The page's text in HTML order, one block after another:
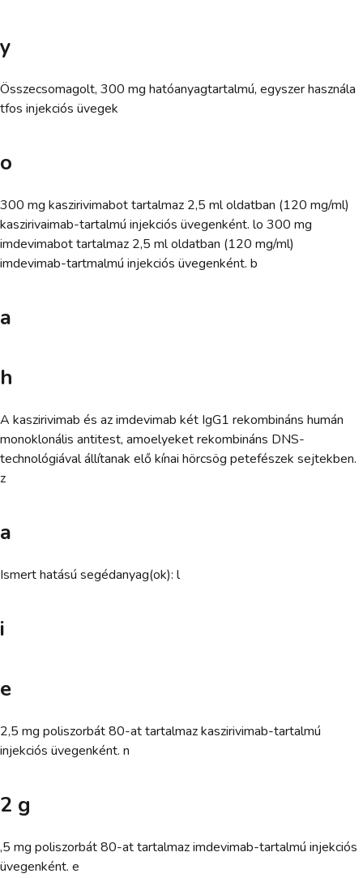
y
Összecsomagolt, 300 mg hatóanyagtartalmú, egyszer használa
tfos injekciós üvegek
o
300 mg kaszirivimabot tartalmaz 2,5 ml oldatban (120 mg/ml)
kaszirivaimab-tartalmú injekciós üvegenként. lo 300 mg
imdevimabot tartalmaz 2,5 ml oldatban (120 mg/ml)
imdevimab-tartmalmú injekciós üvegenként. b
a
h
A kaszirivimab és az imdevimab két IgG1 rekombináns humán
monoklonális antitest, amoelyeket rekombináns DNS-
technológiával állítanak elő kínai hörcsög petefészek sejtekben.
z
a
Ismert hatású segédanyag(ok): l
i
e
2,5 mg poliszorbát 80-at tartalmaz kaszirivimab-tartalmú
injekciós üvegenként. n
2 g
,5 mg poliszorbát 80-at tartalmaz imdevimab-tartalmú injekciós
üvegenként. e